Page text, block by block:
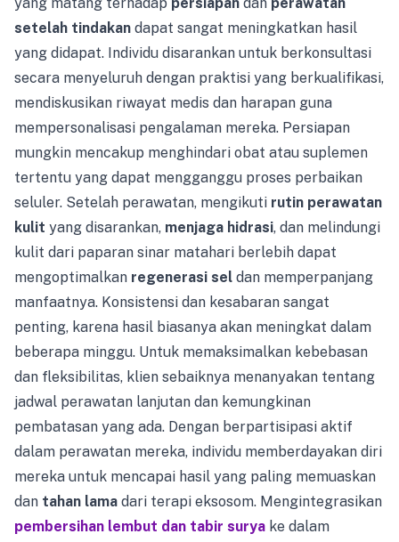
yang matang terhadap persiapan dan perawatan
setelah tindakan dapat sangat meningkatkan hasil
yang didapat. Individu disarankan untuk berkonsultasi
secara menyeluruh dengan praktisi yang berkualifikasi,
mendiskusikan riwayat medis dan harapan guna
mempersonalisasi pengalaman mereka. Persiapan
mungkin mencakup menghindari obat atau suplemen
tertentu yang dapat mengganggu proses perbaikan
seluler. Setelah perawatan, mengikuti rutin perawatan
kulit yang disarankan, menjaga hidrasi, dan melindungi
kulit dari paparan sinar matahari berlebih dapat
mengoptimalkan regenerasi sel dan memperpanjang
manfaatnya. Konsistensi dan kesabaran sangat
penting, karena hasil biasanya akan meningkat dalam
beberapa minggu. Untuk memaksimalkan kebebasan
dan fleksibilitas, klien sebaiknya menanyakan tentang
jadwal perawatan lanjutan dan kemungkinan
pembatasan yang ada. Dengan berpartisipasi aktif
dalam perawatan mereka, individu memberdayakan diri
mereka untuk mencapai hasil yang paling memuaskan
dan tahan lama dari terapi eksosom. Mengintegrasikan
pembersihan lembut dan tabir surya ke dalam